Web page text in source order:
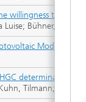
willingness to use
Luise; Bühner,
Modules -
determination
Tilmann; Ishii,